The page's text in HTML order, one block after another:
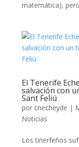
matemática),
El Tenerife
salvación con
Sant Feliú
por cnecheyde |
Noticias
Los tinerfeños